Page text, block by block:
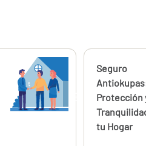
240,00 €
Calcúlalo
Seguro
Protección
tu Hogar